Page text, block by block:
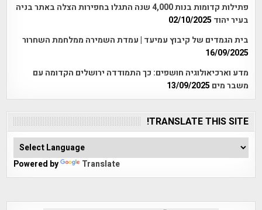
פתילות קדומות בנות 4,000 שנה התגלו בחפירות הצלה באתר בניה
בעיר יהוד 02/10/2025
בית הגמדים של קיבוץ עמיעד | עמדת השמירה ממלחמת השחרור
16/09/2025
מדע וארכיאולוגיה חושפים: כך התמודדה ירושלים הקדומה עם
משבר מים 13/09/2025
TRANSLATE THIS SITE!
Powered by Translate